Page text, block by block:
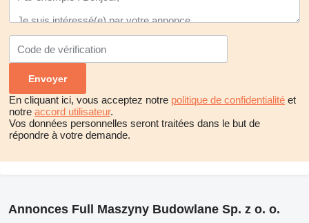
En cliquant ici, vous acceptez notre politique de confidentialité et
notre accord utilisateur.
Vos données personnelles seront traitées dans le but de
répondre à votre demande.
Annonces Full Maszyny Budowlane Sp. z o. o.